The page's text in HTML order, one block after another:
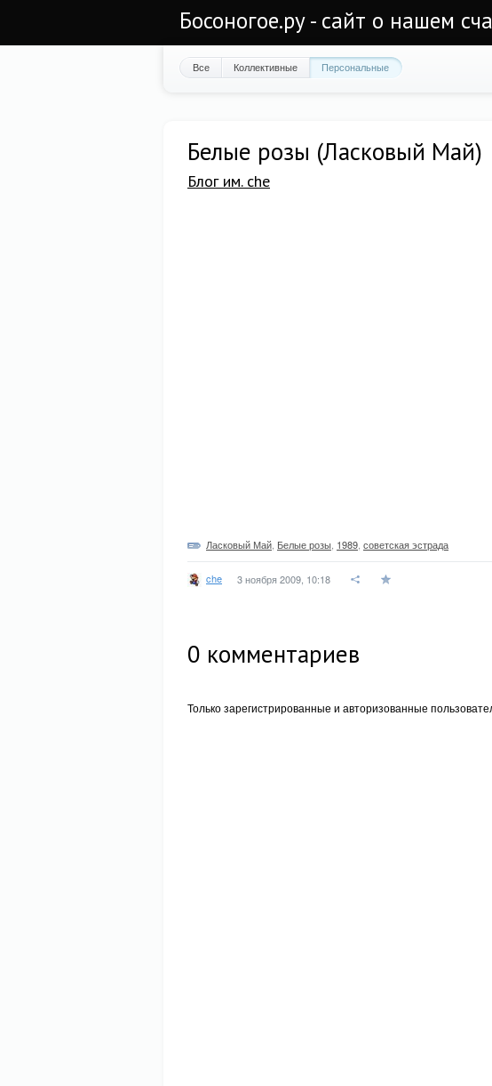
Босоногое.ру - сайт о нашем
Все Коллективные Персональные
Белые розы (Ласковый Май)
Блог им. che
Ласковый Май Белые розы 1989 советская эстрада
che 3 ноября 2009, 10:18
0 комментариев
Только зарегистрированные и авторизованные